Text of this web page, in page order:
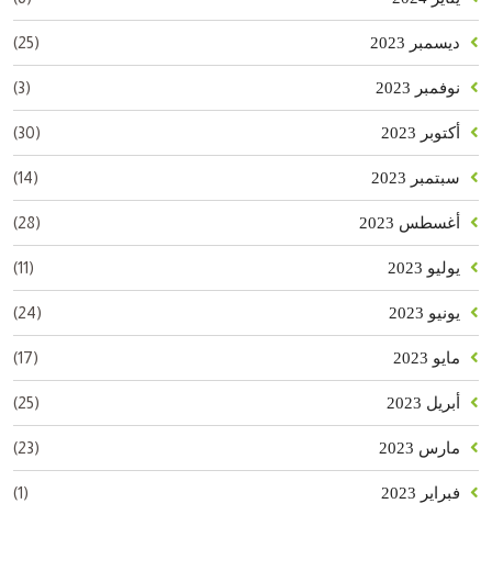
ديسمبر 2023 (25)
نوفمبر 2023 (3)
أكتوبر 2023 (30)
سبتمبر 2023 (14)
أغسطس 2023 (28)
يوليو 2023 (11)
يونيو 2023 (24)
مايو 2023 (17)
أبريل 2023 (25)
مارس 2023 (23)
فبراير 2023 (1)